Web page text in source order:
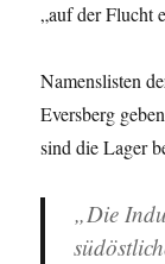
„auf der Flucht
Namenslisten
Eversberg
sind die Lager
„Die